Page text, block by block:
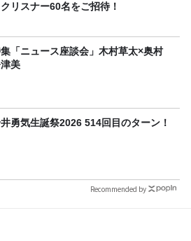
リスナー60名をご招待！
「ニュース座談会」木村草太×奥村
美
勇気生誕祭2026 514回目のターン！
Recommended by